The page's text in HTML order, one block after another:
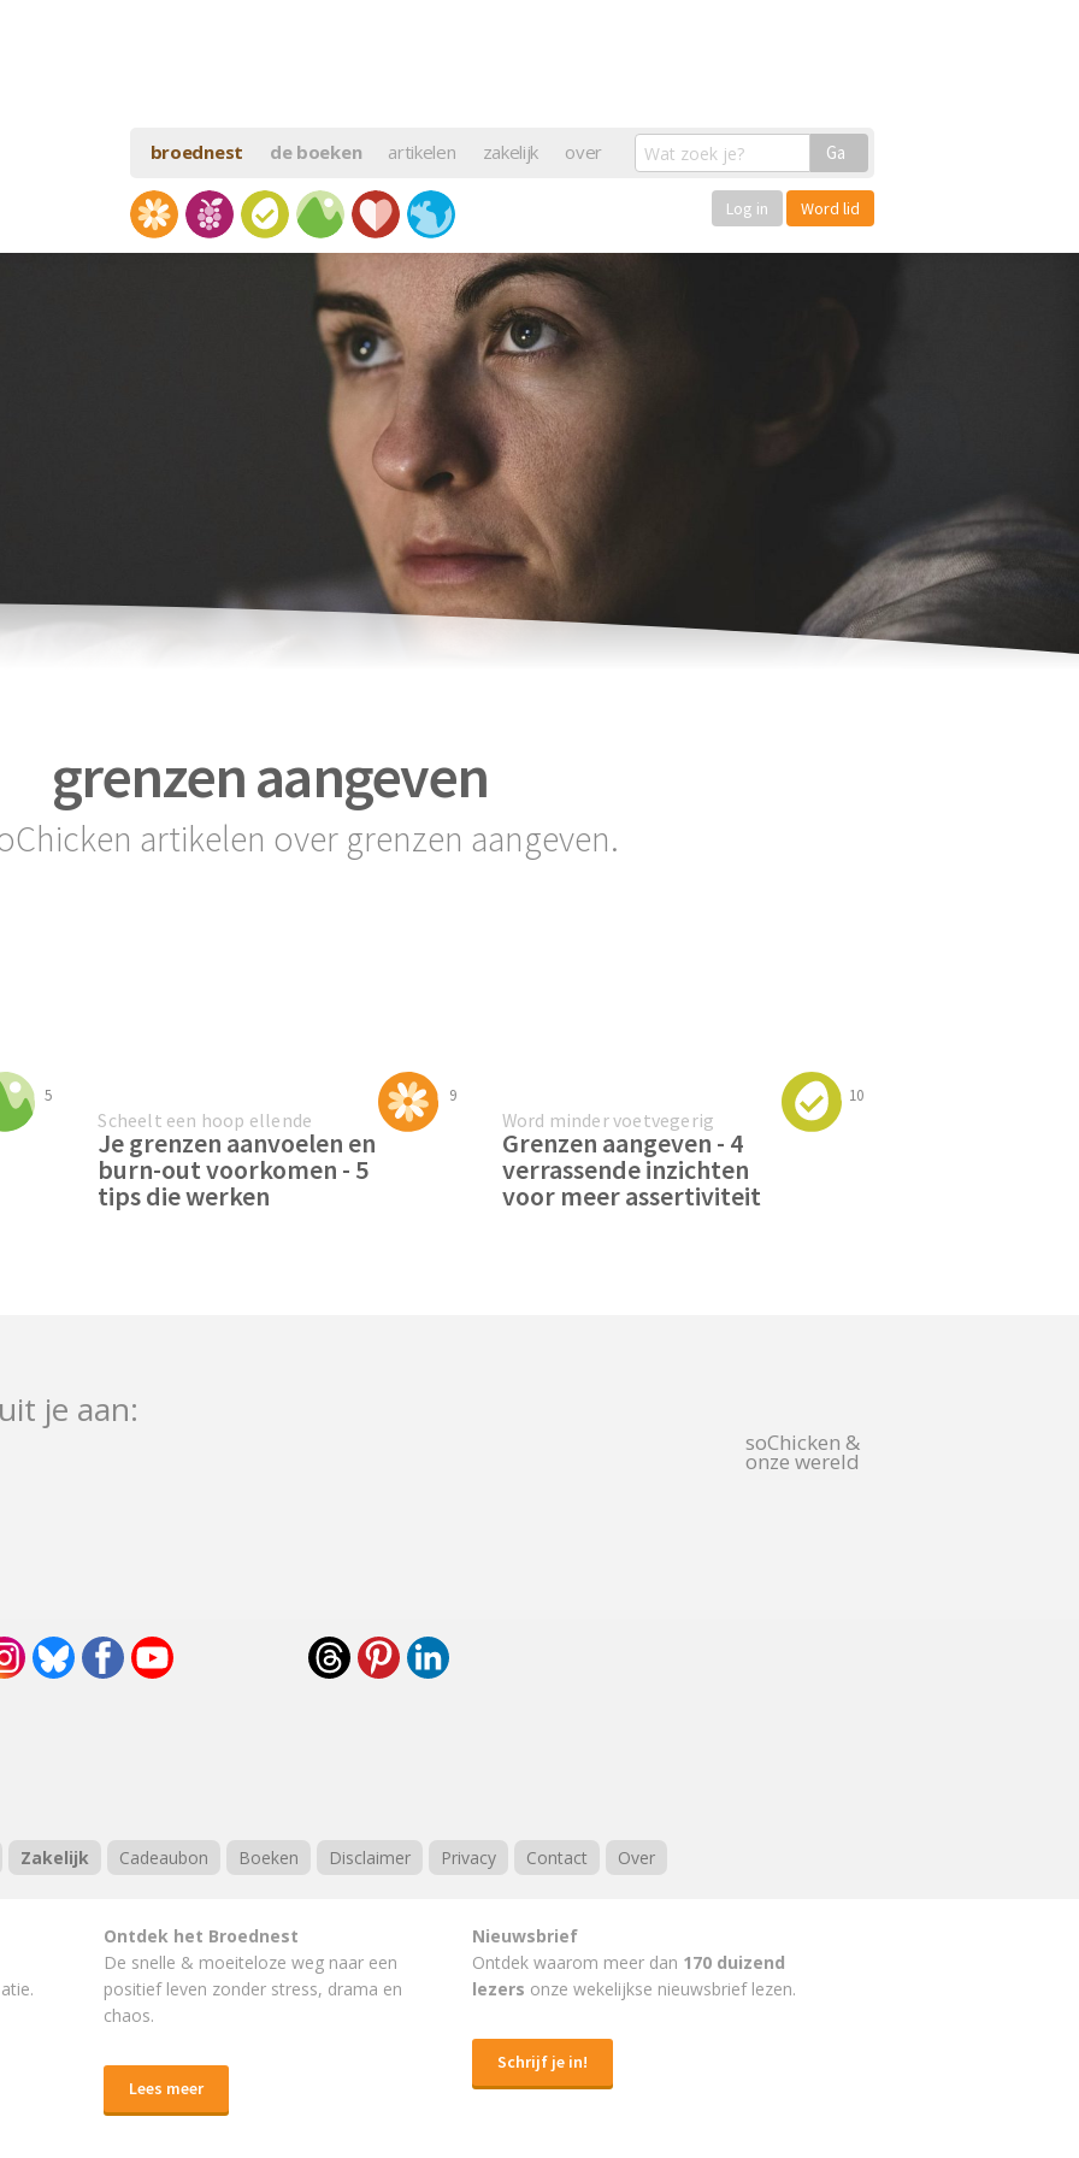
broednest de boeken artikelen zakelijk over Ga
Log in Word lid
grenzen aangeven
artikelen over grenzen aangeven.
5 9
Scheelt een hoop ellende
Je grenzen aanvoelen en
burn-out voorkomen - 5
tips die werken
10
Word minder voetvegerig
Grenzen aangeven - 4
verrassende inzichten
voor meer assertiviteit
je aan:
soChicken &
onze wereld
Zakelijk Cadeaubon Boeken Disclaimer Privacy Contact Over
Ontdek het Broednest
De snelle & moeiteloze weg naar een
positief leven zonder stress, drama en
chaos.
Lees meer
Nieuwsbrief
Ontdek waarom meer dan 170 duizend
lezers onze wekelijkse nieuwsbrief lezen.
Schrijf je in!